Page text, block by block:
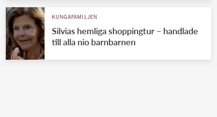
KUNGAFAMILJEN
Silvias hemliga shoppingtur – handlade
till alla nio barnbarnen